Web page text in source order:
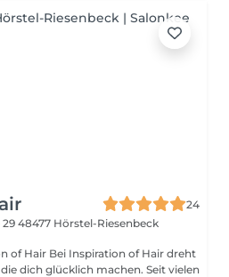
24
48477 Hörstel-Riesenbeck
of Hair dreht
glücklich machen. Seit vielen